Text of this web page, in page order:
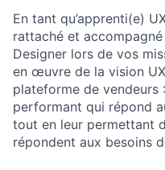
En tant qu’apprenti(e)
rattaché et
Designer lors de vos
en œuvre de la vision
plateforme de vendeurs
performant qui répond
tout en leur permettant
répondent aux besoins